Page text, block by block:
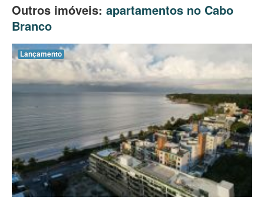
Outros imóveis: apartamentos no Cabo
Branco
Lançamento